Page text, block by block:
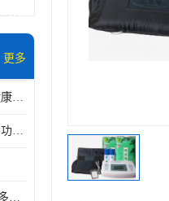
更多
新型家庭多功能理疗仪 运康达华
多功能治疗仪 胃肠动力多功能治疗仪
中药提速多少功能治疗仪多少钱 实体店仪器